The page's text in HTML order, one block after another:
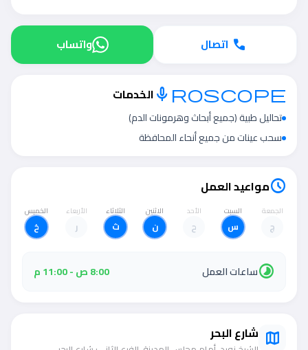
call اتصال واتساب
microscopeالخدمات
تحاليل طبية (جميع أبحاث وهرمونات الدم)
سحب عينات من جميع أنحاء المحافظة
scheduleمواعيد العمل
الجمعة
ج
السبت
س
الأحد
ح
الاثنين
ن
الثلاثاء
ث
الأربعاء
ر
الخميس
خ
timelapseساعات العمل 8:00 ص - 11:00 م
map شارع البحر